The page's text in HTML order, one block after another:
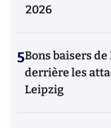
2026
5Bons baisers de
derrière les
Leipzig